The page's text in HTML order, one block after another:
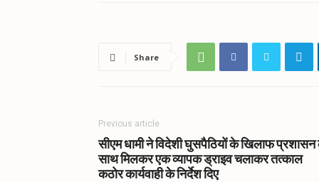
Share
Previous article
सीएम धामी ने विदेशी घुसपैठियों के खिलाफ
साथ मिलकर एक व्यापक ड्राइव चलाकर तत्काल
कठोर कार्यवाही के निर्देश दिए